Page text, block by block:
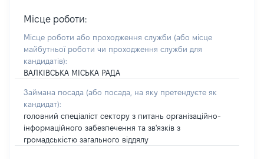
Місце роботи:
Місце роботи або проходження служби (або місце
майбутньої роботи чи проходження служби для
кандидатів):
ВАЛКІВСЬКА МІСЬКА РАДА
Займана посада (або посада, на яку претендуєте як
кандидат):
головний спеціаліст сектору з питань організаційно-
інформаційного забезпечення та зв'язків з
громадськістю загального віддялу